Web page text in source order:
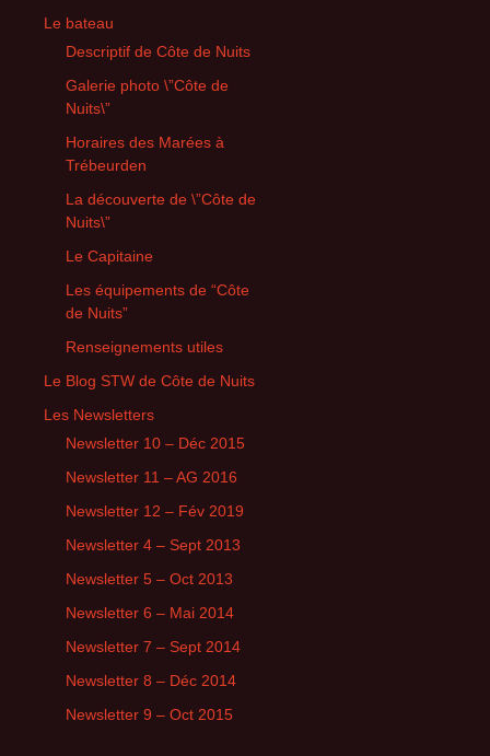
Le bateau
Descriptif de Côte de Nuits
Galerie photo \”Côte de
Nuits\”
Horaires des Marées à
Trébeurden
La découverte de \”Côte de
Nuits\”
Le Capitaine
Les équipements de “Côte
de Nuits”
Renseignements utiles
Le Blog STW de Côte de Nuits
Les Newsletters
Newsletter 10 – Déc 2015
Newsletter 11 – AG 2016
Newsletter 12 – Fév 2019
Newsletter 4 – Sept 2013
Newsletter 5 – Oct 2013
Newsletter 6 – Mai 2014
Newsletter 7 – Sept 2014
Newsletter 8 – Déc 2014
Newsletter 9 – Oct 2015